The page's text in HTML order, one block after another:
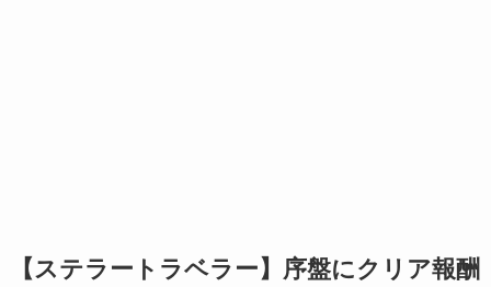
【ステラートラベラー】序盤にクリア報酬